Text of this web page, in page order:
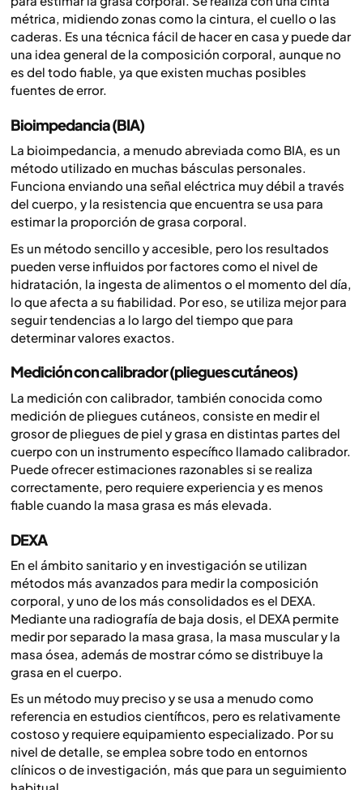
métrica, midiendo zonas como la cintura, el cuello o las
caderas. Es una técnica fácil de hacer en casa y puede dar
una idea general de la composición corporal, aunque no
es del todo fiable, ya que existen muchas posibles
fuentes de error.
Bioimpedancia (BIA)
La bioimpedancia, a menudo abreviada como BIA, es un
método utilizado en muchas básculas personales.
Funciona enviando una señal eléctrica muy débil a través
del cuerpo, y la resistencia que encuentra se usa para
estimar la proporción de grasa corporal.
Es un método sencillo y accesible, pero los resultados
pueden verse influidos por factores como el nivel de
hidratación, la ingesta de alimentos o el momento del día,
lo que afecta a su fiabilidad. Por eso, se utiliza mejor para
seguir tendencias a lo largo del tiempo que para
determinar valores exactos.
Medición con calibrador (pliegues cutáneos)
La medición con calibrador, también conocida como
medición de pliegues cutáneos, consiste en medir el
grosor de pliegues de piel y grasa en distintas partes del
cuerpo con un instrumento específico llamado calibrador.
Puede ofrecer estimaciones razonables si se realiza
correctamente, pero requiere experiencia y es menos
fiable cuando la masa grasa es más elevada.
DEXA
En el ámbito sanitario y en investigación se utilizan
métodos más avanzados para medir la composición
corporal, y uno de los más consolidados es el DEXA.
Mediante una radiografía de baja dosis, el DEXA permite
medir por separado la masa grasa, la masa muscular y la
masa ósea, además de mostrar cómo se distribuye la
grasa en el cuerpo.
Es un método muy preciso y se usa a menudo como
referencia en estudios científicos, pero es relativamente
costoso y requiere equipamiento especializado. Por su
nivel de detalle, se emplea sobre todo en entornos
clínicos o de investigación, más que para un seguimiento